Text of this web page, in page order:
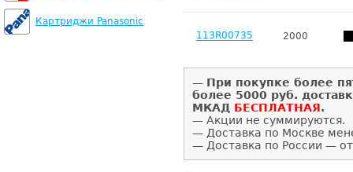
Картриджи Panasonic
113R00735 2000
— При покупке более
более 5000 руб.
МКАД БЕСПЛАТНАЯ.
— Акции не суммируются.
— Доставка по Москве
— Доставка по России —